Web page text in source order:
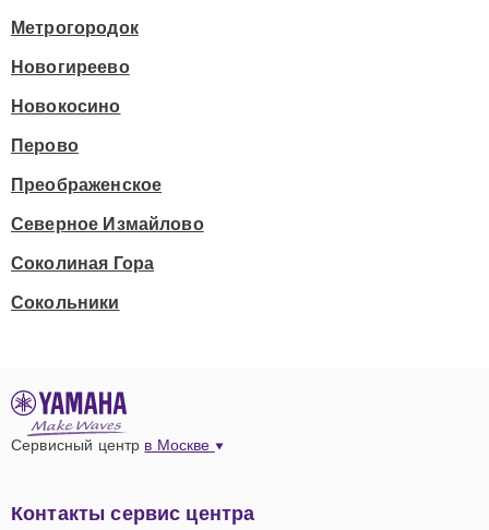
Метрогородок
Новогиреево
Новокосино
Перово
Преображенское
Северное Измайлово
Соколиная Гора
Сокольники
Сервисный центр в Москве
Контакты сервис центра